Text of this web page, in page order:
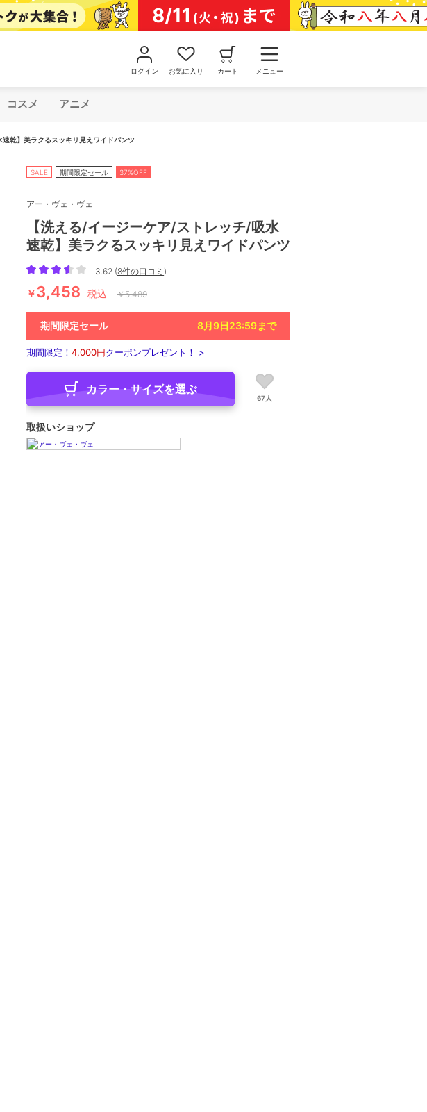
ログイン お気に入り カート メニュー
コスメ アニメ
乾】美ラクるスッキリ見えワイドパンツ
SALE 期間限定セール 37%OFF
アー・ヴェ・ヴェ
【洗える/イージーケア/ストレッチ/吸水
速乾】美ラクるスッキリ見えワイドパンツ
3.62 (8件の口コミ )
￥3,458 税込 ￥5,489
期間限定セール 8月9日23:59まで
期間限定！ 4,000円クーポンプレゼント！ >
カラー・サイズを選ぶ
67人
取扱いショップ